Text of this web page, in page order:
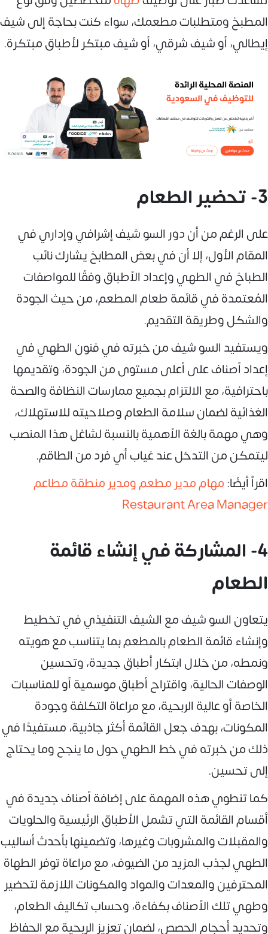
المطبخ ومتطلبات مطعمك، سواء كنت بحاجة إلى شيف
إيطالي، أو شيف شرقي، أو شيف مبتكر لأطباق مبتكرة.
3- تحضير الطعام
على الرغم من أن دور السو شيف إشرافي وإداري في
المقام الأول، إلا أن في بعض المطابخ يشارك نائب
الطباخ في الطهي وإعداد الأطباق وفقًا للمواصفات
المُعتمدة في قائمة طعام المطعم، من حيث الجودة
والشكل وطريقة التقديم.
ويستفيد السو شيف من خبرته في فنون الطهي في
إعداد أصناف على أعلى مستوى من الجودة، وتقديمها
باحترافية، مع الالتزام بجميع ممارسات النظافة والصحة
الغذائية لضمان سلامة الطعام وصلاحيته للاستهلاك،
وهي مهمة بالغة الأهمية بالنسبة لشاغل هذا المنصب
ليتمكن من التدخل عند غياب أي فرد من الطاقم.
اقرأ أيضًا:مهام مدير مطعم ومدير منطقة مطاعم
Restaurant Area Manager
4- المشاركة في إنشاء قائمة
الطعام
يتعاون السو شيف مع الشيف التنفيذي في تخطيط
وإنشاء قائمة الطعام بالمطعم بما يتناسب مع هويته
ونمطه، من خلال ابتكار أطباق جديدة، وتحسين
الوصفات الحالية، واقتراح أطباق موسمية أو للمناسبات
الخاصة أو عالية الربحية، مع مراعاة التكلفة وجودة
المكونات، بهدف جعل القائمة أكثر جاذبية، مستفيدًا في
ذلك من خبرته في خط الطهي حول ما ينجح وما يحتاج
إلى تحسين.
كما تنطوي هذه المهمة على إضافة أصناف جديدة في
أقسام القائمة التي تشمل الأطباق الرئيسية والحلويات
والمقبلات والمشروبات وغيرها، وتضمينها بأحدث أساليب
الطهي لجذب المزيد من الضيوف، مع مراعاة توفر الطهاة
المحترفين والمعدات والمواد والمكونات اللازمة لتحضير
وطهي تلك الأصناف بكفاءة، وحساب تكاليف الطعام،
وتحديد أحجام الحصص، لضمان تعزيز الربحية مع الحفاظ